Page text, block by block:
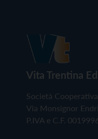
Vita Trentina
Società Cooperativa
Via Monsignor
P.IVA e C.F.